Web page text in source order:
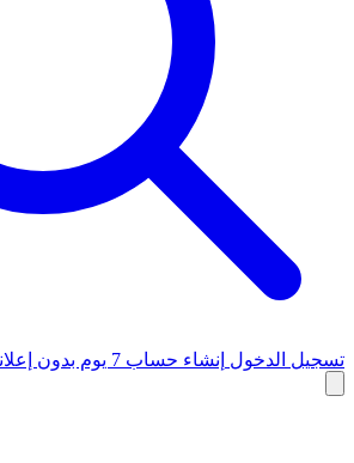
تسجيل الدخول إنشاء حساب 7 يوم بدون إعلانات